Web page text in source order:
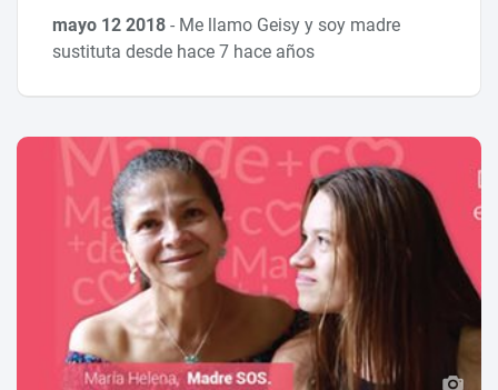
mayo 12 2018- Me llamo Geisy y soy madre
sustituta desde hace 7 hace años